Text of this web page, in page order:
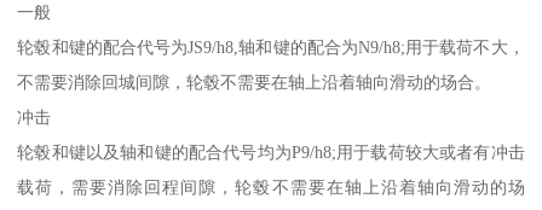
一般
轮毂和键的配合代号为JS9/h8,轴和键的配合为N9/h8;用于载荷不大，
不需要消除回城间隙，轮毂不需要在轴上沿着轴向滑动的场合。
冲击
轮毂和键以及轴和键的配合代号均为P9/h8;用于载荷较大或者有冲击
载荷，需要消除回程间隙，轮毂不需要在轴上沿着轴向滑动的场